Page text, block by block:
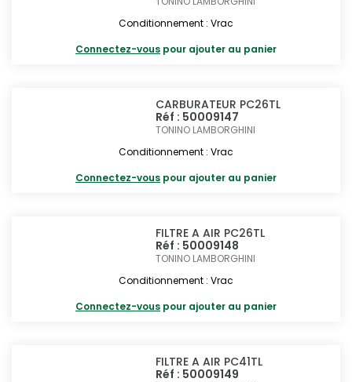
Conditionnement : Vrac
Connectez-vous pour ajouter au panier
CARBURATEUR PC26TL
Réf : 50009147
TONINO LAMBORGHINI
Conditionnement : Vrac
Connectez-vous pour ajouter au panier
FILTRE A AIR PC26TL
Réf : 50009148
TONINO LAMBORGHINI
Conditionnement : Vrac
Connectez-vous pour ajouter au panier
FILTRE A AIR PC41TL
Réf : 50009149